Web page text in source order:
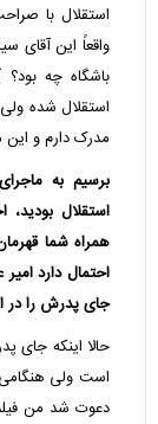
استقلال با
واقعاً این آقای
باشگاه چه
استقلال شده
مدرک دارم و این
استقلال
همراه شما
احتمال دارد
جای پدرش را در
حالا اینکه جای
است ولی
دعوت شد من